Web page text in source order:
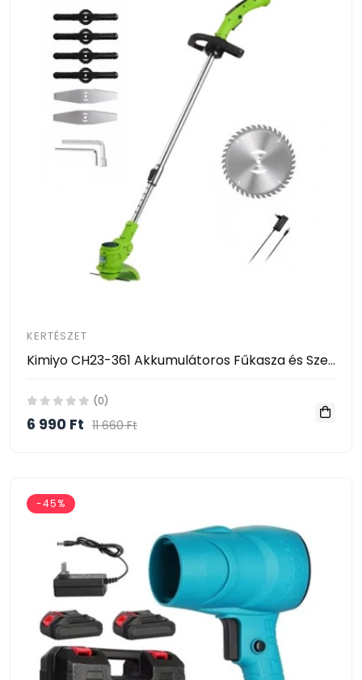
KERTÉSZET
Kimiyo CH23-361 Akkumulátoros Fűkasza és Szegélynyíró 24V – 2 Akkumulátorral
(0)
6 990 Ft 11 660 Ft
-45%